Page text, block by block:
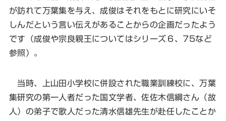
が訪れて万葉集を与え、成俊はそれをもとに研究にいそ
しんだという言い伝えがあることからの企画だったよう
です（成俊や宗良親王についてはシリーズ６、75など
参照）。
当時、上山田小学校に併設された職業訓練校に、万葉
集研究の第一人者だった国文学者、佐佐木信綱さん（故
人）の弟子で歌人だった清水信雄先生が赴任したことか